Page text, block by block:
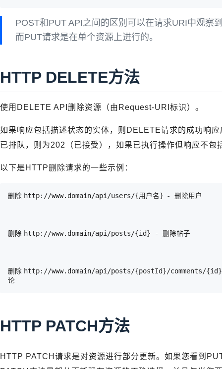
POST和PUT API之间的区别可以在请求URI中观察
而PUT请求是在单个资源上进行的。
HTTP DELETE方法
使用DELETE API删除资源（由Request-URI标识）。
如果响应包括描述状态的实体，则DELETE请求的成功响
已排队，则为202（已接受），如果已执行操作但响应不包
以下是HTTP删除请求的一些示例：
删除	http://www.domain/api/users/{用户名}	- 删除用户
删除	http://www.domain/api/posts/{id} - 删除帖子
删除	http://www.domain/api/posts/{postId}/comments/{id}-如果评论属于id = postId的帖子，则删除id评
论
HTTP PATCH方法
HTTP PATCH请求是对资源进行部分更新。如果您看到